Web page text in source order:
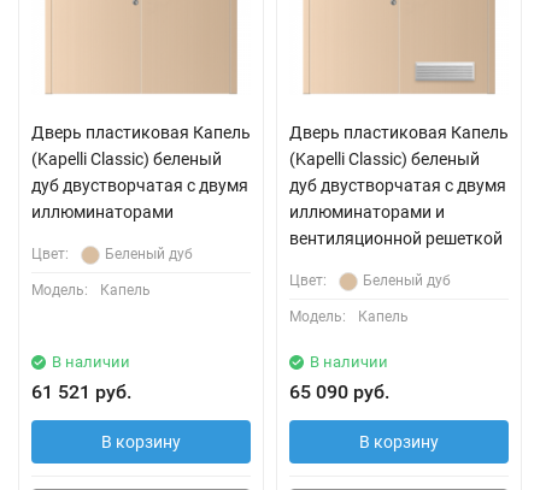
Дверь пластиковая Капель
(Kapelli Classic) беленый
дуб двустворчатая с двумя
иллюминаторами
Цвет: Беленый дуб
Модель: Капель
В наличии
61 521 руб.
В корзину
Дверь пластиковая Капель
(Kapelli Classic) беленый
дуб двустворчатая с двумя
иллюминаторами и
вентиляционной решеткой
Цвет: Беленый дуб
Модель: Капель
В наличии
65 090 руб.
В корзину